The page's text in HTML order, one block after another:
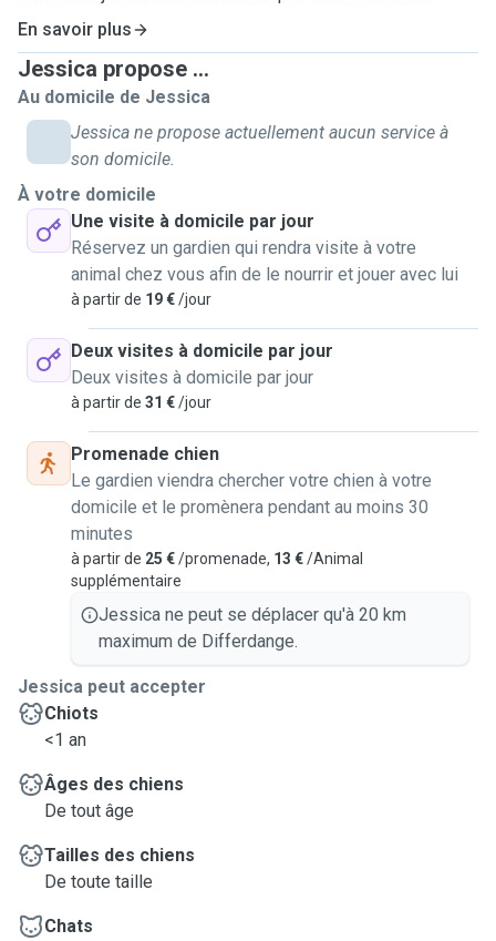
montrer aggressifs.
Ou avec des troubles comportementaux.
Également très attentive au language corporel de l'animal.
Ce qui me permet de voir si l'animal ce sent bien ou mal à
l'aise en ma présence.
Ce que je verrais à la première rencontre.
J'organise d'abord une premiere rencontre pour que l'animal
puisse me sentir et me reconnaitre au moment ou je vais
venir pour les promenades.
en général je fais des promenades de 30min à 1h.
Tout dépend du souhait du client.
Les promenades ce déroulent avec laisse.
En savoir plus
Jessica propose ...
Au domicile de Jessica
Jessica ne propose actuellement aucun service à
son domicile.
À votre domicile
Une visite à domicile par jour
Réservez un gardien qui rendra visite à votre
animal chez vous afin de le nourrir et jouer avec lui
à partir de 19 €/jour
Deux visites à domicile par jour
Deux visites à domicile par jour
à partir de 31 €/jour
Promenade chien
Le gardien viendra chercher votre chien à votre
domicile et le promènera pendant au moins 30
minutes
à partir de 25 €/promenade, 13 €/Animal
supplémentaire
Jessica ne peut se déplacer qu'à 20 km
maximum de Differdange.
Jessica peut accepter
Chiots
<1 an
Âges des chiens
De tout âge
Tailles des chiens
De toute taille
Chats